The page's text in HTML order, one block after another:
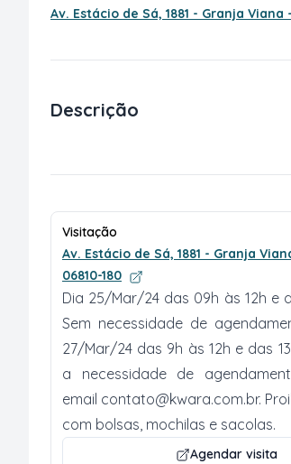
Av. Estácio de Sá, 1881 - Granja Viana
Descrição
Visitação
Av. Estácio de Sá, 1881 - Granja
06810-180
Dia 25/Mar/24 das 09h às 12h e
Sem necessidade de
27/Mar/24 das 9h às 12h e das
a necessidade de
email contato@kwara.com.br.
com bolsas, mochilas e sacolas.
Agendar visita